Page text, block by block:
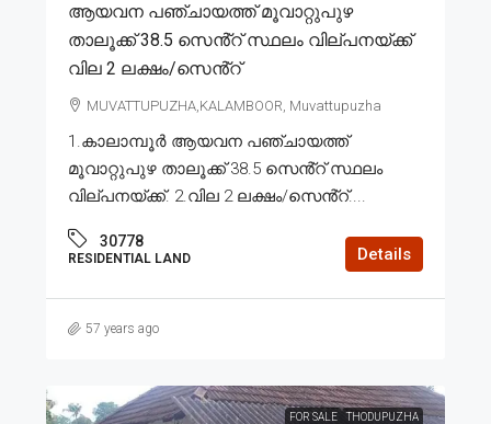
ആയവന പഞ്ചായത്ത് മൂവാറ്റുപുഴ
താലൂക്ക് 38.5 സെൻ്റ് സ്ഥലം വില്പനയ്ക്ക്
വില 2 ലക്ഷം/സെൻ്റ്
MUVATTUPUZHA,KALAMBOOR, Muvattupuzha
1.കാലാമ്പൂർ ആയവന പഞ്ചായത്ത്
മൂവാറ്റുപുഴ താലൂക്ക് 38.5 സെൻ്റ് സ്ഥലം
വില്പനയ്ക്ക്. 2.വില 2 ലക്ഷം/സെൻ്റ്....
30778
RESIDENTIAL LAND Details
57 years ago
FOR SALE THODUPUZHA